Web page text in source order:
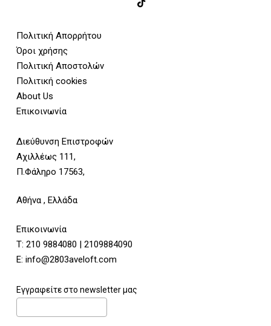
Πολιτική Απορρήτου
Όροι χρήσης
Πολιτική Αποστολών
Πολιτική cookies
About Us
Επικοινωνία
Διεύθυνση Επιστροφών
Αχιλλέως 111,
Π.Φάληρο 17563,
Αθήνα , Ελλάδα
Επικοινωνία
Τ: 210 9884080 | 2109884090
E: info@2803aveloft.com
Εγγραφείτε στο newsletter μας